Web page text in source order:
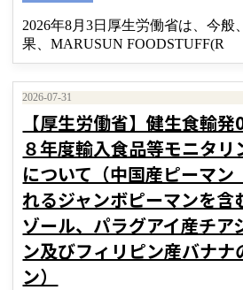
2026年8月3日厚生労働省は、今
果、MARUSUN FOODSTUFF(R
2026-07-31
【厚生労働省】健生食輸
８年度輸入食品等モニタ
について（中国産ピーマン
れるジャンボピーマンを含
ゾール、パラグアイ産チア
ン及びフィリピン産バナナ
ン）